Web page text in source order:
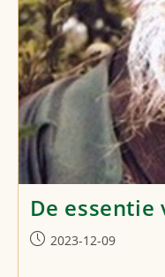
De essentie
Post2023-12-09